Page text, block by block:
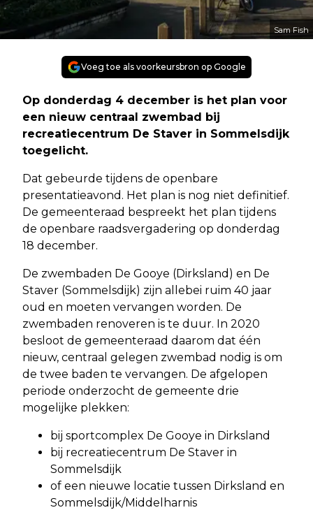
Sam Fish
Voeg toe als voorkeursbron op Google
Op donderdag 4 december is het plan voor
een nieuw centraal zwembad bij
recreatiecentrum De Staver in Sommelsdijk
toegelicht.
Dat gebeurde tijdens de openbare
presentatieavond. Het plan is nog niet definitief.
De gemeenteraad bespreekt het plan tijdens
de openbare raadsvergadering op donderdag
18 december.
De zwembaden De Gooye (Dirksland) en De
Staver (Sommelsdijk) zijn allebei ruim 40 jaar
oud en moeten vervangen worden. De
zwembaden renoveren is te duur. In 2020
besloot de gemeenteraad daarom dat één
nieuw, centraal gelegen zwembad nodig is om
de twee baden te vervangen. De afgelopen
periode onderzocht de gemeente drie
mogelijke plekken:
bij sportcomplex De Gooye in Dirksland
bij recreatiecentrum De Staver in
Sommelsdijk
of een nieuwe locatie tussen Dirksland en
Sommelsdijk/Middelharnis